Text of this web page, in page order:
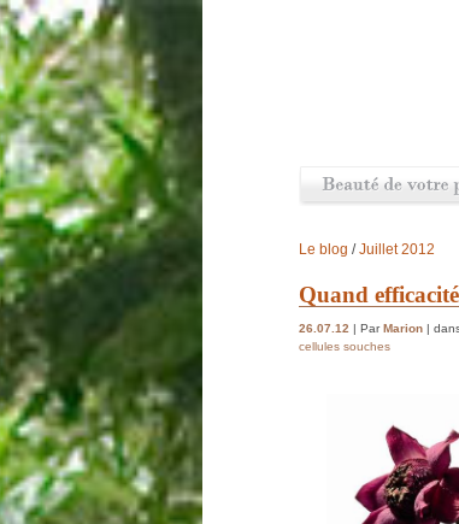
Le blog /Juillet 2012
Quand
26.07.12 | ParMarion |
cellules souches